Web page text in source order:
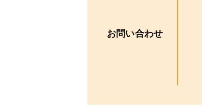
お問い合わせ